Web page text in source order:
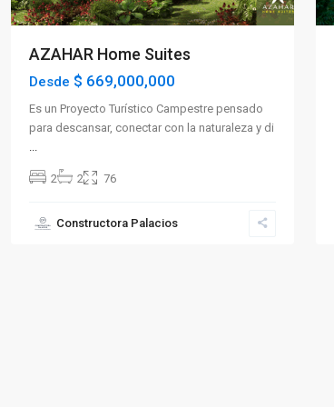
AZAHAR Home Suites
Desde $ 669,000,000
Es un Proyecto Turístico Campestre pensado
para descansar, conectar con la naturaleza y di
2 2 76
Constructora Palacios